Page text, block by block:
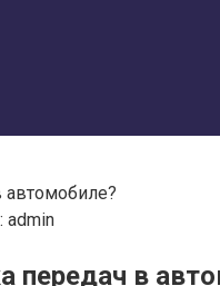
автомобиле?
admin
передач в